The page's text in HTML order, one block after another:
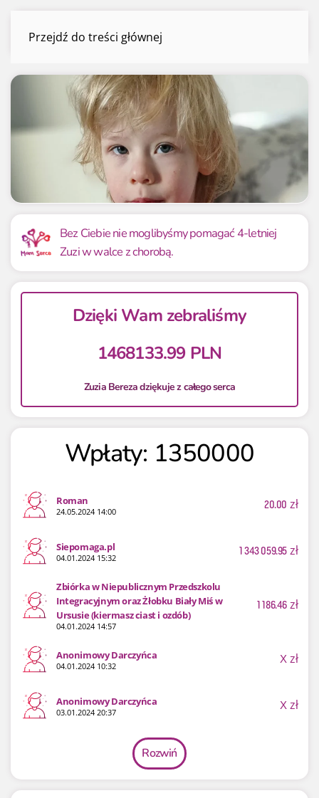
Przejdź do treści głównejZuzia Bereza
Mamy już
1 468 133.99 zł
Potrzebujemy
1 350 000 zł
108.75% 108.75%
Bez Ciebie nie moglibyśmy pomagać 4-letniej
Zuzi w walce z chorobą.
Dzięki Wam zebraliśmy
1468133.99 PLN
Zuzia Bereza dziękuje z całego serca
Wpłaty: 1350000
Roman
24.05.2024 14:00 20.00 zł
Siepomaga.pl
04.01.2024 15:32 1 343 059.95zł
Zbiórka w Niepublicznym Przedszkolu
Integracyjnym oraz Żłobku Biały Miś w
Ursusie (kiermasz ciast i ozdób)
04.01.2024 14:57
1 186.46zł
Anonimowy Darczyńca
04.01.2024 10:32 Xzł
Anonimowy Darczyńca
03.01.2024 20:37 Xzł
Rozwiń